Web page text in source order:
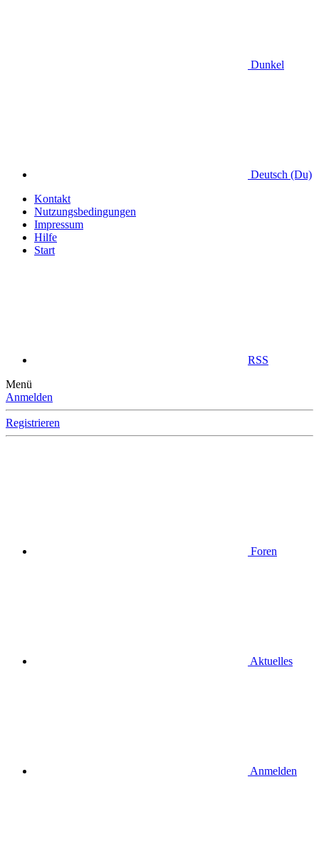
Dunkel
Deutsch (Du)
Kontakt
Nutzungsbedingungen
Impressum
Hilfe
Start
RSS
Menü
Anmelden
Registrieren
Foren
Aktuelles
Anmelden